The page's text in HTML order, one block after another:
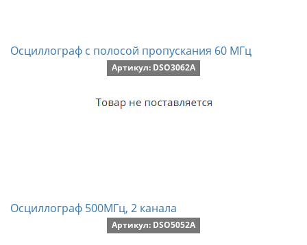
Осциллограф с полосой пропускания 60 МГц
Артикул: DSO3062A
Осциллограф 500МГц, 2 канала
Артикул: DSO5052A